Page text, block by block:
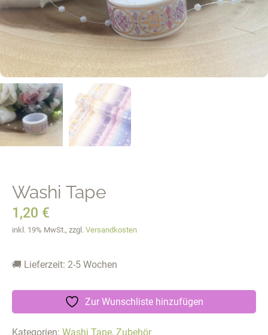
Washi Tape
1,20 €
inkl. 19% MwSt., zzgl. Versandkosten
🚚 Lieferzeit: 2-5 Wochen
Zur Wunschliste hinzufügen
Kategorien: Washi Tape, Zubehör